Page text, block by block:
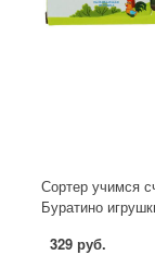
Сортер учимся
Буратино
329 руб.